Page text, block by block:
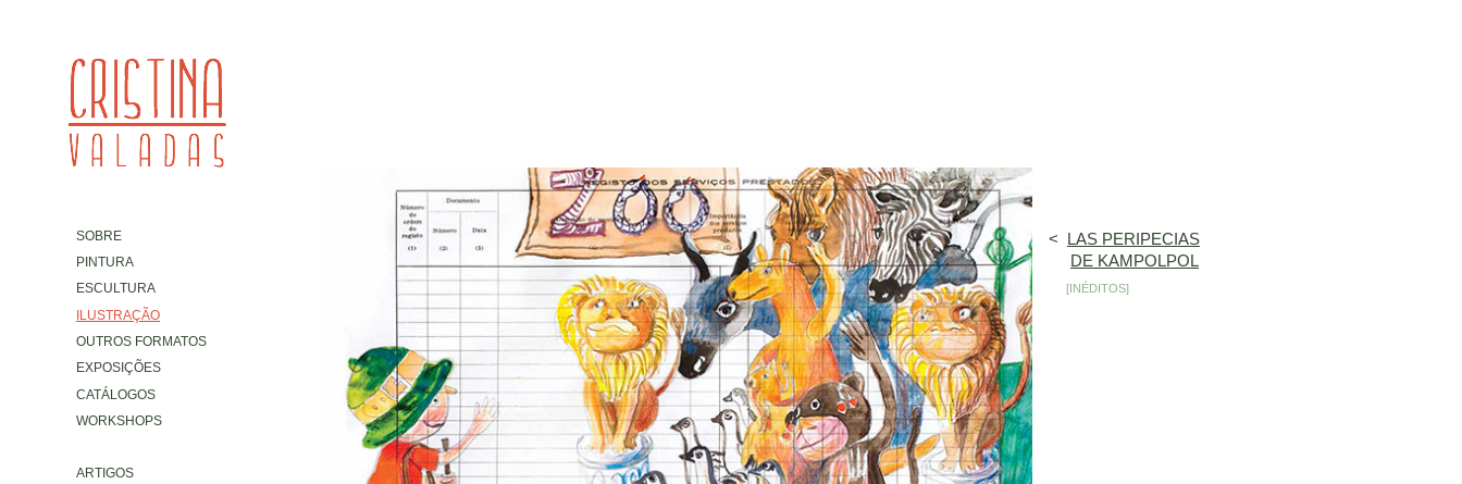
ILUSTRAÇÃO
SOBRE
PINTURA
ESCULTURA
OUTROS FORMATOS
EXPOSIÇÕES
ARTIGOS
CATÁLOGOS
WORKSHOPS
< LAS PERIPECIAS
DE KAMPOLPOL
[INÉDITOS]